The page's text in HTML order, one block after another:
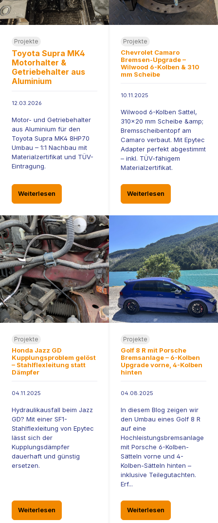
Projekte
Toyota Supra MK4
Motorhalter &
Getriebehalter aus
Aluminium
12.03.2026
Motor- und Getriebehalter
aus Aluminium für den
Toyota Supra MK4 8HP70
Umbau – 1:1 Nachbau mit
Materialzertifikat und TÜV-
Eintragung.
Weiterlesen
Projekte
Chevrolet Camaro
Bremsen-Upgrade –
Wilwood 6-Kolben & 310
mm Scheibe
10.11.2025
Wilwood 6-Kolben Sattel,
310x20 mm Scheibe &amp;
Bremsscheibentopf am
Camaro verbaut. Mit Epytec
Adapter perfekt abgestimmt
– inkl. TÜV-fähigem
Materialzertifikat.
Weiterlesen
Projekte
Honda Jazz GD
Kupplungsproblem gelöst
– Stahlflexleitung statt
Dämpfer
04.11.2025
Hydraulikausfall beim Jazz
GD? Mit einer SF1-
Stahlflexleitung von Epytec
lässt sich der
Kupplungsdämpfer
dauerhaft und günstig
ersetzen.
Weiterlesen
Projekte
Golf 8 R mit Porsche
Bremsanlage – 6-Kolben
Upgrade vorne, 4-Kolben
hinten
04.08.2025
In diesem Blog zeigen wir
den Umbau eines Golf 8 R
auf eine
Hochleistungsbremsanlage
mit Porsche 6-Kolben-
Sätteln vorne und 4-
Kolben-Sätteln hinten –
inklusive Teilegutachten.
Erf...
Weiterlesen